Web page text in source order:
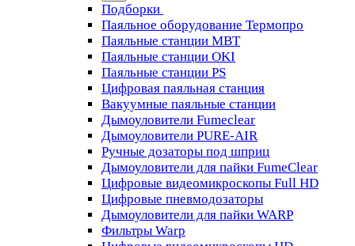
Подборки
Паяльное оборудование Термопро
Паяльные станции MBT
Паяльные станции OKI
Паяльные станции PS
Цифровая паяльная станция
Вакуумные паяльные станции
Дымоуловители Fumeclear
Дымоуловители PURE-AIR
Ручные дозаторы под шприц
Дымоуловители для пайки FumeClear
Цифровые видеомикроскопы Full HD
Цифровые пневмодозаторы
Дымоуловители для пайки WARP
Фильтры Warp